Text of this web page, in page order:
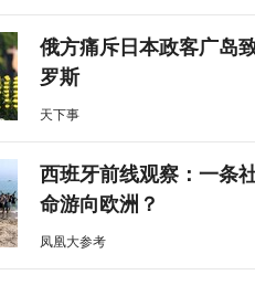
俄方痛斥日本政客广岛
罗斯
天下事
西班牙前线观察：一条
命游向欧洲？
凤凰大参考